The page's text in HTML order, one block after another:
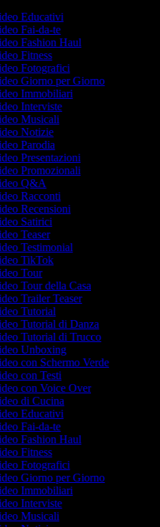
Educativi
Fai-da-te
Fashion Haul
Fitness
Fotografici
Giorno per Giorno
Immobiliari
Interviste
Musicali
Notizie
Parodia
Presentazioni
Promozionali
Q&A
Racconti
Recensioni
Satirici
Teaser
Testimonial
TikTok
Tour
Tour della Casa
Trailer Teaser
Tutorial
Tutorial di Danza
Tutorial di Trucco
Unboxing
con Schermo Verde
con Testi
con Voice Over
di Cucina
Educativi
Fai-da-te
Fashion Haul
Fitness
Fotografici
Giorno per Giorno
Immobiliari
Interviste
Musicali